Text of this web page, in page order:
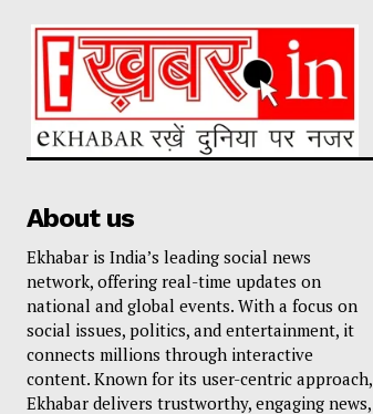
About us
Ekhabar is India’s leading social news
network, offering real-time updates on
national and global events. With a focus on
social issues, politics, and entertainment, it
connects millions through interactive
content. Known for its user-centric approach,
Ekhabar delivers trustworthy, engaging news,